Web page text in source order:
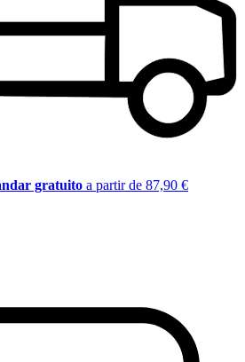
gratuito a partir de 87,90 €